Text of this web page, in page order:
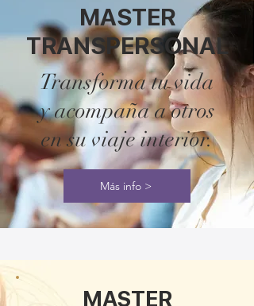
MASTER
TRANSPERSONAL
Transforma tu vida
y acompaña a otros
en su viaje interior.
Más info >
MASTER